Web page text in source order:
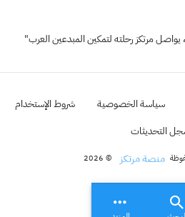
مرتكز رحلته لتمكين المبدعين العرب"
سياسة الخصوصية
شروط الإستخدام
التحديثات
منصة مرتكز © 2026